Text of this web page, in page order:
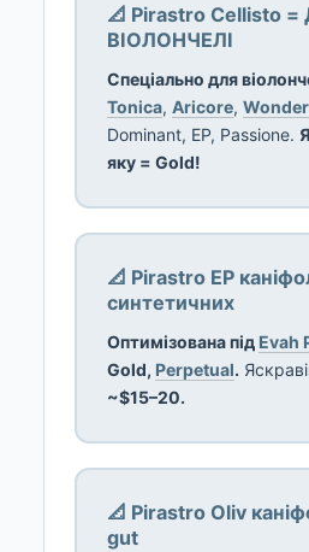
📐 Pirastro Cellisto
ВІОЛОНЧЕЛІ
Спеціально для
Tonica, Aricore,
Dominant, EP, Passione.
яку = Gold!
📐 Pirastro EP
синтетичних
Оптимізована під Evah
Gold, Perpetual.
~$15–20.
📐 Pirastro Oliv
gut